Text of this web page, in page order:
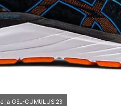
la GEL-CUMULUS 23